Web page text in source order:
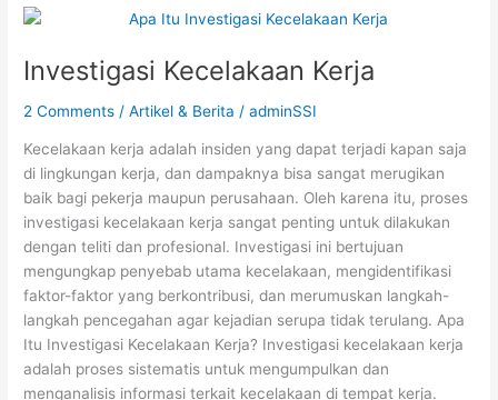
Investigasi Kecelakaan Kerja
2 Comments /Artikel & Berita /adminSSI
Kecelakaan kerja adalah insiden yang dapat terjadi kapan saja
di lingkungan kerja, dan dampaknya bisa sangat merugikan
baik bagi pekerja maupun perusahaan. Oleh karena itu, proses
investigasi kecelakaan kerja sangat penting untuk dilakukan
dengan teliti dan profesional. Investigasi ini bertujuan
mengungkap penyebab utama kecelakaan, mengidentifikasi
faktor-faktor yang berkontribusi, dan merumuskan langkah-
langkah pencegahan agar kejadian serupa tidak terulang. Apa
Itu Investigasi Kecelakaan Kerja? Investigasi kecelakaan kerja
adalah proses sistematis untuk mengumpulkan dan
menganalisis informasi terkait kecelakaan di tempat kerja.
Investigasi
Kerja